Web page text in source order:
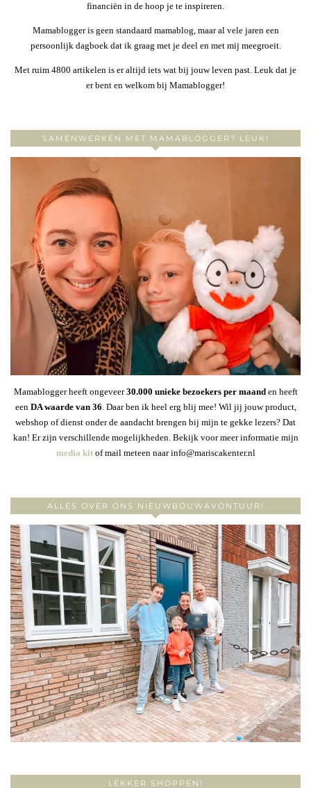
financiën in de hoop je te inspireren.
Mamablogger is geen standaard mamablog, maar al vele jaren een
persoonlijk dagboek dat ik graag met je deel en met mij meegroeit.
Met ruim 4800 artikelen is er altijd iets wat bij jouw leven past. Leuk dat je
er bent en welkom bij Mamablogger!
SAMENWERKEN MET MAMABLOGGER? LEUK!
Mamablogger heeft ongeveer30.000 unieke bezoekers per maanden heeft
een DA waarde van 36 . Daar ben ik heel erg blij mee! Wil jij jouw product,
webshop of dienst onder de aandacht brengen bij mijn te gekke lezers? Dat
kan! Er zijn verschillende mogelijkheden. Bekijk voor meer informatie mijn
media kitof mail meteen naar info@mariscakenter.nl
ALLES OVER ONS NIEUWBOUWAVONTUUR!
LEKKER SHOPPEN!